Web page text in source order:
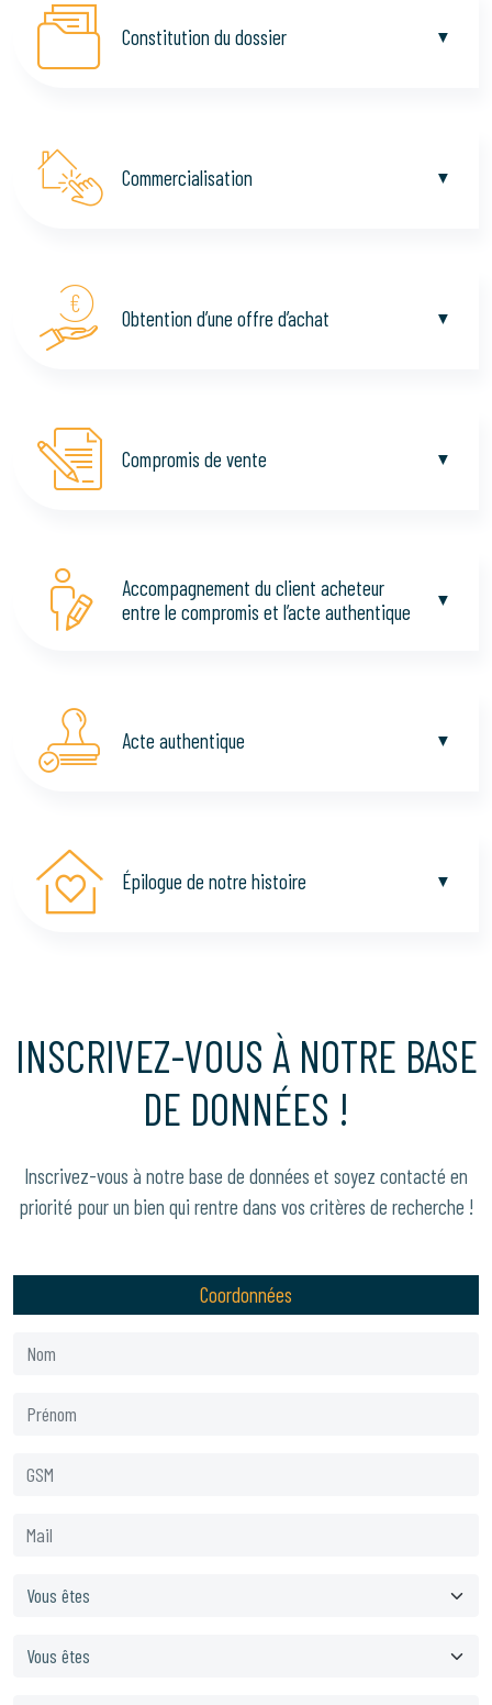
Constitution du dossier
Commercialisation
Obtention d’une offre d’achat
Compromis de vente
Accompagnement du client acheteur
entre le compromis et l’acte authentique
Acte authentique
Épilogue de notre histoire
INSCRIVEZ-VOUS À NOTRE BASE
DE DONNÉES !
Inscrivez-vous à notre base de données et soyez contacté en
priorité pour un bien qui rentre dans vos critères de recherche !
Coordonnées